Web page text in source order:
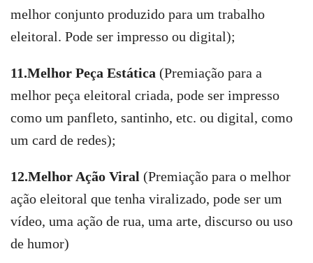
melhor conjunto produzido para um trabalho
eleitoral. Pode ser impresso ou digital);
11.Melhor Peça Estática (Premiação para a
melhor peça eleitoral criada, pode ser impresso
como um panfleto, santinho, etc. ou digital, como
um card de redes);
12.Melhor Ação Viral (Premiação para o melhor
ação eleitoral que tenha viralizado, pode ser um
vídeo, uma ação de rua, uma arte, discurso ou uso
de humor)